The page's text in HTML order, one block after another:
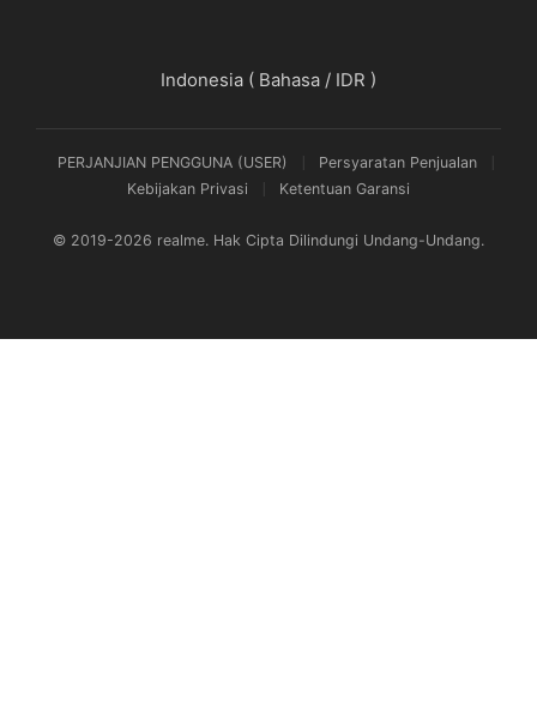
© 2019-2026 realme. Hak Cipta Dilindungi Undang-Undang.
PERJANJIAN PENGGUNA (USER)
Persyaratan Penjualan
Kebijakan Privasi
Ketentuan Garansi
Indonesia ( Bahasa / IDR )